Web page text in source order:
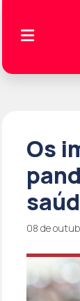
Os
08 de